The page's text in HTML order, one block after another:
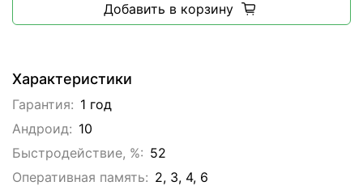
Характеристики
Гарантия: 1 год
Андроид: 10
Быстродействие, %: 52
Оперативная память: 2, 3, 4, 6
Добавить в корзину